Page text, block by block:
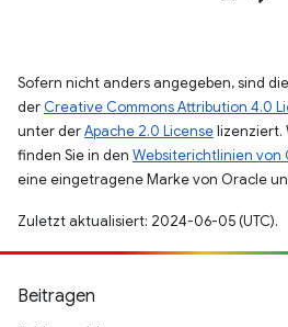
Sofern nicht anders angegeben, sind
der Creative Commons Attribution 4.0
unter derApache 2.0 Licenselizenziert.
finden Sie in den Websiterichtlinien von
eine eingetragene Marke von Oracle
Zuletzt aktualisiert: 2024-06-05 (UTC).
Beitragen